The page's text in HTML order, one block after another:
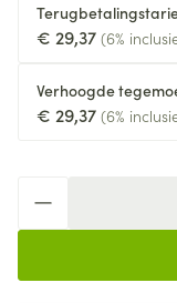
€ 29,37 (6%
Verhoogde
€ 29,37 (6%